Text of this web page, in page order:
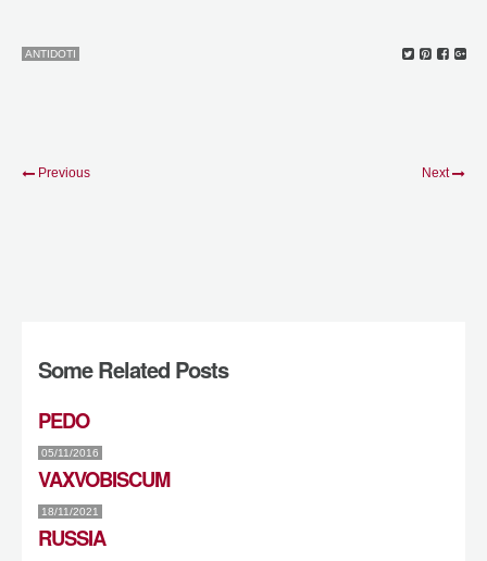
ANTIDOTI
Previous Next
Some Related Posts
PEDO
05/11/2016
VAXVOBISCUM
18/11/2021
RUSSIA